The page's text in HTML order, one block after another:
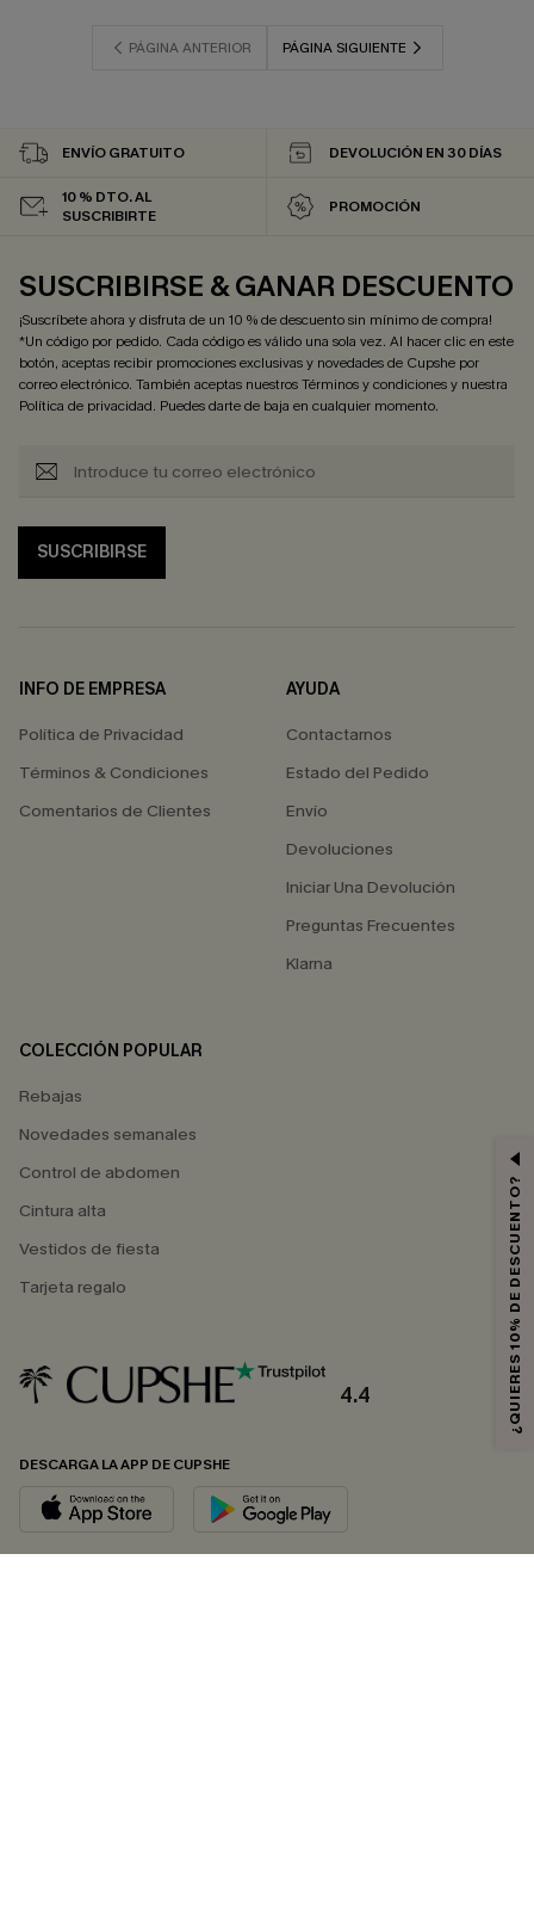
PÁGINA ANTERIOR PÁGINA SIGUIENTE
ENVÍO GRATUITO DEVOLUCIÓN EN 30 DÍAS
10 % DTO. AL
SUSCRIBIRTE
PROMOCIÓN
SUSCRIBIRSE & GANAR DESCUENTO
¡Suscríbete ahora y disfruta de un 10 % de descuento sin mínimo de compra!
*Un código por pedido. Cada código es válido una sola vez. Al hacer clic en este
botón, aceptas recibir promociones exclusivas y novedades de Cupshe por
correo electrónico. También aceptas nuestrosTérminos y condicionesy nuestra
Política de privacidad. Puedes darte de baja en cualquier momento.
SUSCRIBIRSE
INFO DE EMPRESA
Política de Privacidad
Términos & Condiciones
Comentarios de Clientes
AYUDA
Contactarnos
Estado del Pedido
Envío
Devoluciones
Iniciar Una Devolución
Preguntas Frecuentes
Klarna
COLECCIÓN POPULAR
Rebajas
Novedades semanales
Control de abdomen
Cintura alta
Vestidos de fiesta
Tarjeta regalo
4.4
DESCARGA LA APP DE CUPSHE
¿QUIERES 10% DE DESCUENTO?